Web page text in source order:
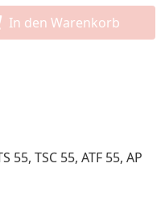
In den Warenkorb
TSC 55, ATF 55, AP